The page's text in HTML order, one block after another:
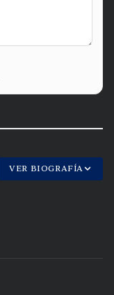
VER BIOGRAFÍA